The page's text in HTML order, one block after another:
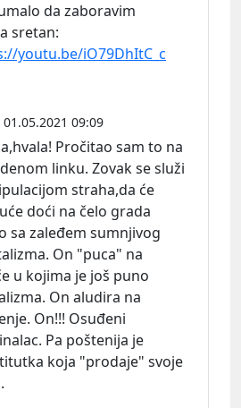
da zaboravim
sretan:
youtu.be/iO79DhItC_c
01.05.2021 09:09
Pročitao sam to na
linku. Zovak se služi
straha,da će
doći na čelo grada
sa zaleđem sumnjivog
On "puca" na
u kojima je još puno
On aludira na
On!!! Osuđeni
Pa poštenija je
koja "prodaje" svoje